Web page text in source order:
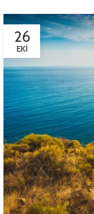
26
EKI